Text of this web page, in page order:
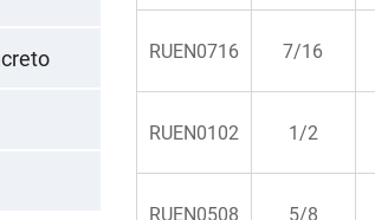
RUEN0716 7/16
RUEN0102 1/2
RUEN0508 5/8